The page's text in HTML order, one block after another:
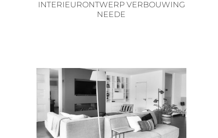
INTERIEURONTWERP VERBOUWING
NEEDE